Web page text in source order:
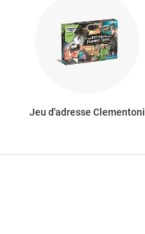
Jeu d'adresse Clementoni